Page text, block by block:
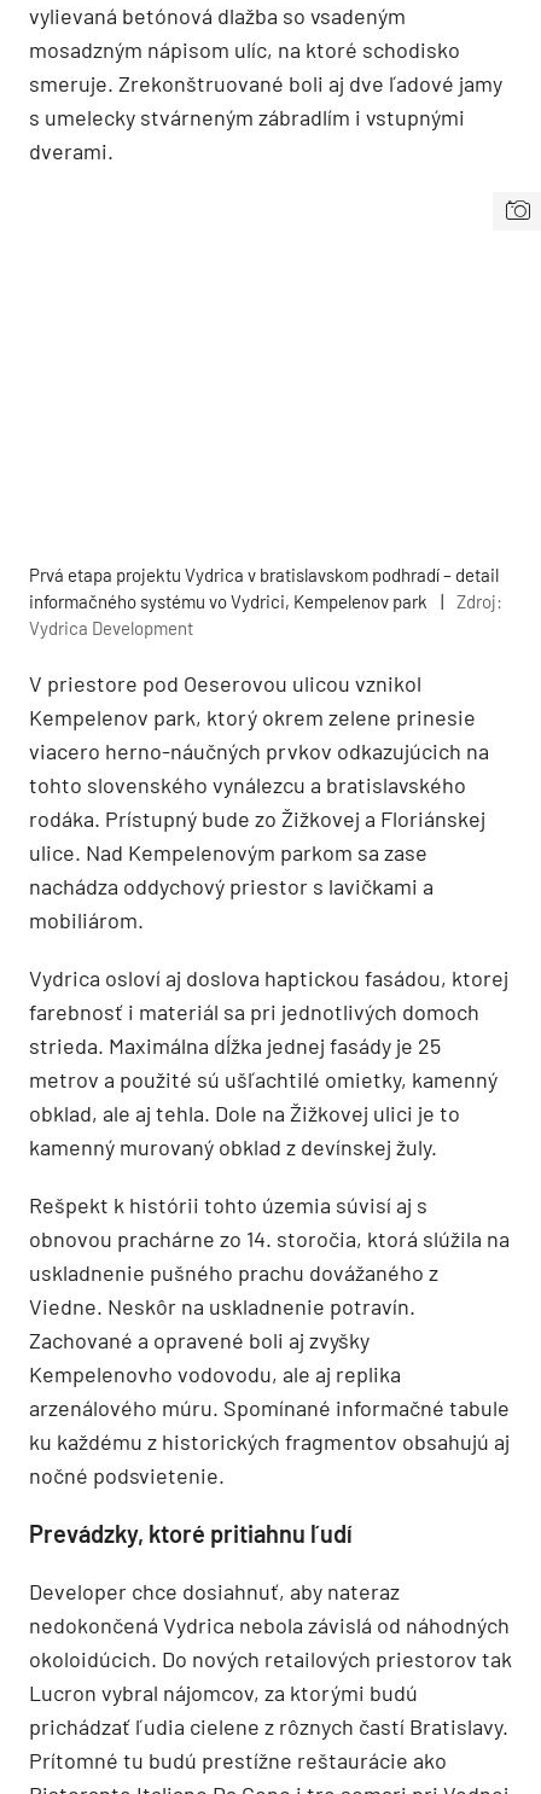
vylievaná betónová dlažba so vsadeným
mosadzným nápisom ulíc, na ktoré schodisko
smeruje. Zrekonštruované boli aj dve ľadové jamy
s umelecky stvárneným zábradlím i vstupnými
dverami.
Prvá etapa projektu Vydrica v bratislavskom podhradí – detail
informačného systému vo Vydrici, Kempelenov park
|
Zdroj:
Vydrica Development
V priestore pod Oeserovou ulicou vznikol
Kempelenov park, ktorý okrem zelene prinesie
viacero herno-náučných prvkov odkazujúcich na
tohto slovenského vynálezcu a bratislavského
rodáka. Prístupný bude zo Žižkovej a Floriánskej
ulice. Nad Kempelenovým parkom sa zase
nachádza oddychový priestor s lavičkami a
mobiliárom.
Vydrica osloví aj doslova haptickou fasádou, ktorej
farebnosť i materiál sa pri jednotlivých domoch
strieda. Maximálna dĺžka jednej fasády je 25
metrov a použité sú ušľachtilé omietky, kamenný
obklad, ale aj tehla. Dole na Žižkovej ulici je to
kamenný murovaný obklad z devínskej žuly.
Rešpekt k histórii tohto územia súvisí aj s
obnovou prachárne zo 14. storočia, ktorá slúžila na
uskladnenie pušného prachu dovážaného z
Viedne. Neskôr na uskladnenie potravín.
Zachované a opravené boli aj zvyšky
Kempelenovho vodovodu, ale aj replika
arzenálového múru. Spomínané informačné tabule
ku každému z historických fragmentov obsahujú aj
nočné podsvietenie.
Prevádzky, ktoré pritiahnu ľudí
Developer chce dosiahnuť, aby nateraz
nedokončená Vydrica nebola závislá od náhodných
okoloidúcich. Do nových retailových priestorov tak
Lucron vybral nájomcov, za ktorými budú
prichádzať ľudia cielene z rôznych častí Bratislavy.
Prítomné tu budú prestížne reštaurácie ako